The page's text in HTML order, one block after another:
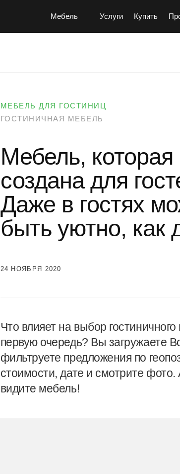
Купить
Услуги
Мебель
МЕБЕЛЬ ДЛЯ ГОСТИНИЦ
ГОСТИНИЧНАЯ МЕБЕЛЬ
Мебель, которая
создана для
Даже в гостях
быть уютно, как
24 НОЯБРЯ 2020
Что влияет на выбор
первую очередь? Вы загружаете
фильтруете предложения по
стоимости, дате и смотрите
видите мебель!